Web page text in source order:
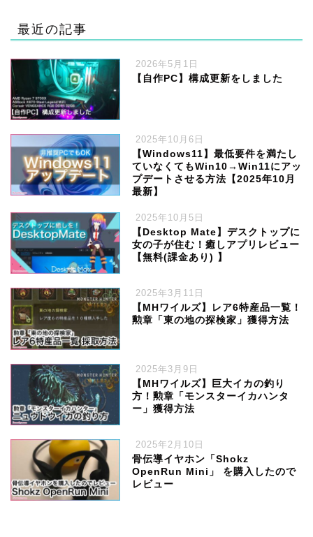
最近の記事
2026年5月1日
【自作PC】構成更新をしました
2025年10月6日
【Windows11】最低要件を満たし
ていなくてもWin10→Win11にアッ
プデートさせる方法【2025年10月
最新】
2025年10月5日
【Desktop Mate】デスクトップに
女の子が住む！癒しアプリレビュー
【無料(課金あり) 】
2025年3月11日
【MHワイルズ】レア6特産品一覧！
勲章「東の地の探検家」獲得方法
2025年3月9日
【MHワイルズ】巨大イカの釣り
方！勲章「モンスターイカハンタ
ー」獲得方法
2025年2月10日
骨伝導イヤホン「Shokz
OpenRun Mini」 を購入したので
レビュー